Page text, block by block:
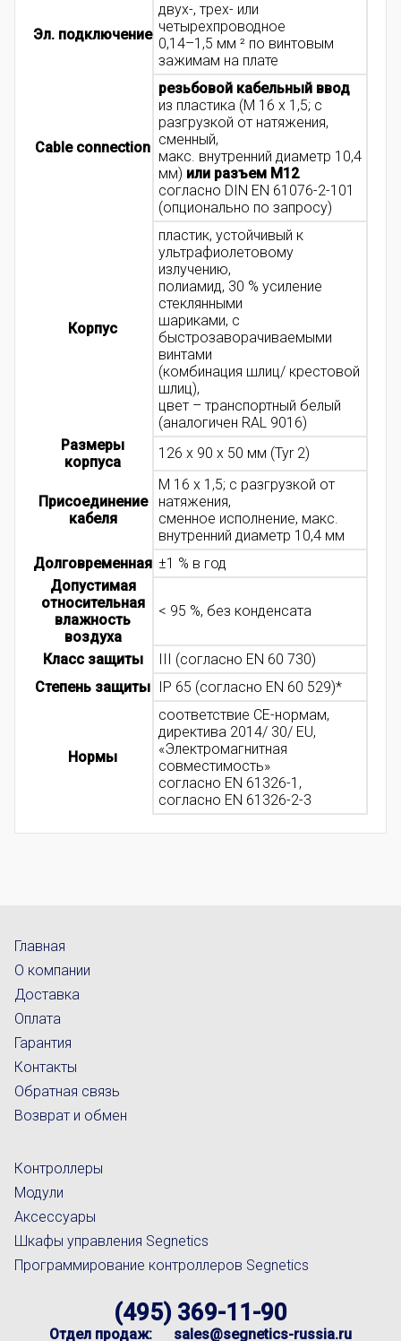
Эл. подключение
двух-, трех- или
четырехпроводное
0,14–1,5 мм ² по винтовым
зажимам на плате
Cable connection
резьбовой кабельный ввод
из пластика (M 16 x 1,5; с
разгрузкой от натяжения,
сменный,
макс. внутренний диаметр 10,4
мм) или разъем M12
согласно DIN EN 61076-2-101
(опционально по запросу)
Корпус
пластик, устойчивый к
ультрафиолетовому
излучению,
полиамид, 30 % усиление
стеклянными
шариками, с
быстрозаворачиваемыми
винтами
(комбинация шлиц/ крестовой
шлиц),
цвет – транспортный белый
(аналогичен RAL 9016)
Размеры
корпуса
126 x 90 x 50 мм (Tyr 2)
Присоединение
кабеля
M 16 x 1,5; с разгрузкой от
натяжения,
сменное исполнение, макс.
внутренний диаметр 10,4 мм
Долговременная ±1 % в год
Допустимая
относительная
влажность
воздуха
< 95 %, без конденсата
Класс защиты
III (согласно EN 60 730)
Степень защиты
IP 65 (согласно EN 60 529)*
Нормы
соответствие CE-нормам,
директива 2014/ 30/ EU,
«Электромагнитная
совместимость»
согласно EN 61326-1,
согласно EN 61326-2-3
Главная
О компании
Доставка
Оплата
Гарантия
Контакты
Обратная связь
Возврат и обмен
Контроллеры
Модули
Аксессуары
Шкафы управления Segnetics
Программирование контроллеров Segnetics
(495) 369-11-90
Отдел продаж: sales@segnetics-russia.ru